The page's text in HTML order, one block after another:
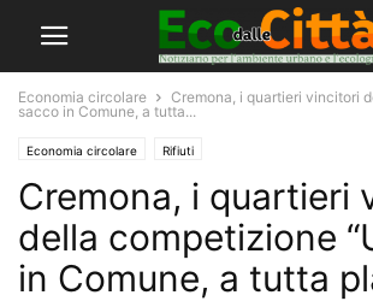
Economia circolare
Cremona, i quartieri vincitori
sacco in Comune, a tutta...
Economia circolare Rifiuti
Cremona, i quartieri
della competizione
in Comune, a tutta